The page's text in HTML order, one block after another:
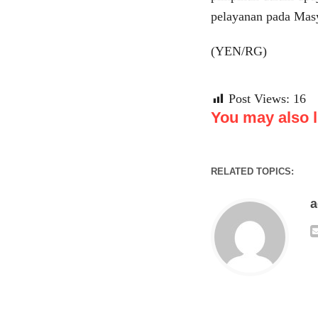
pelayanan pada
(YEN/RG)
Post Views: 16
You may also
RELATED TOPICS: